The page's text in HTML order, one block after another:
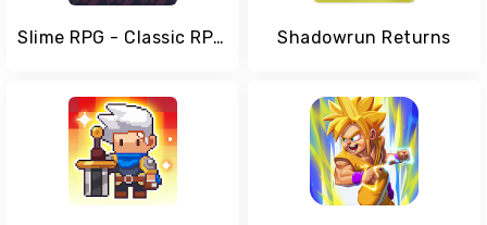
Slime RPG - Classic RPG Game Shadowrun Returns